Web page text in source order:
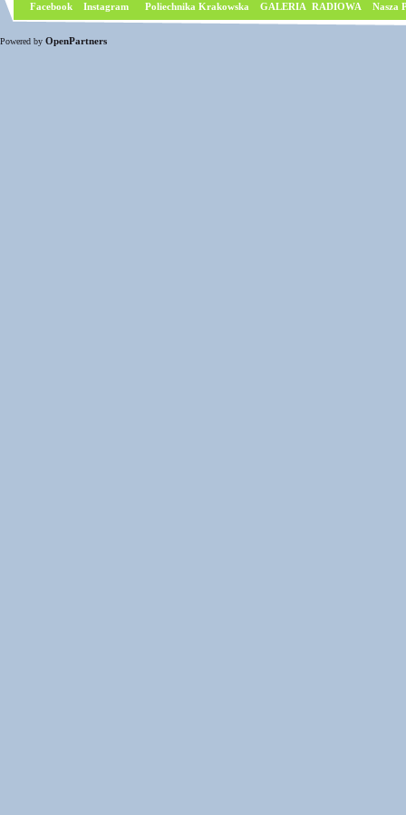
Facebook Instagram Poliechnika Krakowska GALERIA RADIOWA Nasza
Powered by OpenPartners